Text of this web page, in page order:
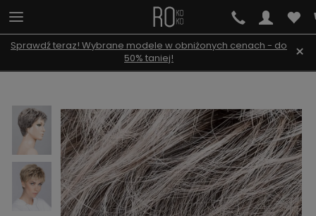
Sprawdź teraz! Wybrane modele w obniżonych cenach - do
50% taniej!
×